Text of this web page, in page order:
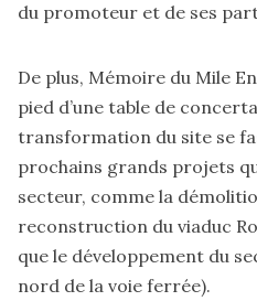
du promoteur et de ses
De plus, Mémoire du Mile
pied d’une table de
transformation du site se
prochains grands projets
secteur, comme la
reconstruction du viaduc
que le développement du
nord de la voie ferrée).